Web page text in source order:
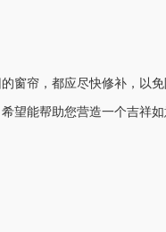
窗帘，都应尽快修补，以免
望能帮助您营造一个吉祥